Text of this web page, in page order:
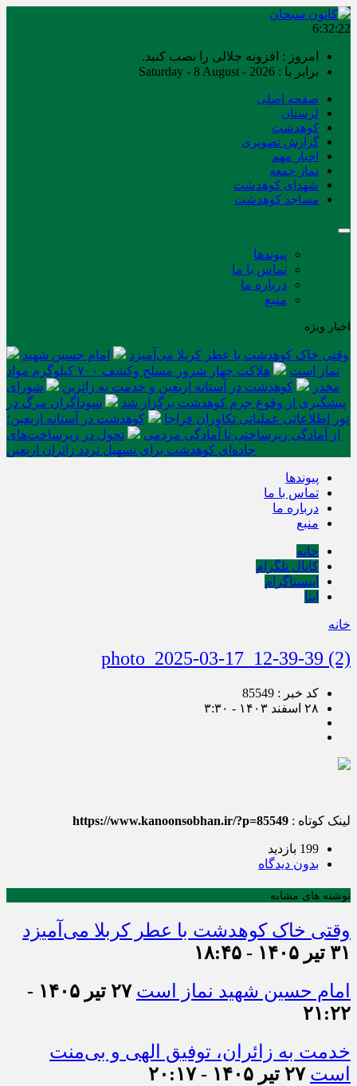
6:32:22
امروز : افزونه جلالی را نصب کنید.
برابر با : Saturday - 8 August - 2026
صفحه اصلی
لرستان
کوهدشت
گزارش تصویری
اخبار مهم
نماز جمعه
شهدای کوهدشت
مساجد کوهدشت
پیوندها
تماس با ما
درباره ما
منبع
اخبار ویژه
وقتی خاک کوهدشت با عطر کربلا می‌آمیزد
امام حسین شهید
نماز است
هلاکت چهار شرور مسلح وکشف ۷۰۰ کیلوگرم مواد
مخدر
کوهدشت در آستانه اربعین و خدمت‌ به زائرین
شورای
پیشگیری از وقوع جرم کوهدشت برگزار شد
سوداگران مرگ در
تور اطلاعاتی عملیاتی تکاوران فراجا
کوهدشت در آستانه اربعین؛
از آمادگی زیرساختی تا آمادگی مردمی
تحول در زیرساخت‌های
جاده‌ای کوهدشت برای تسهیل تردد زائران اربعین
پیوندها
تماس با ما
درباره ما
منبع
خانه
کانال تلگرام
اینستاگرام
ایتا
خانه
photo_2025-03-17_12-39-39 (2)
کد خبر : 85549
۲۸ اسفند ۱۴۰۳ - ۳:۳۰
لینک کوتاه : https://www.kanoonsobhan.ir/?p=85549
199 بازدید
بدون دیدگاه
نوشته های مشابه
وقتی خاک کوهدشت با عطر کربلا می‌آمیزد
۳۱ تیر ۱۴۰۵ - ۱۸:۴۵
امام حسین شهید نماز است
۲۷ تیر ۱۴۰۵ -
۲۱:۲۲
خدمت به زائران، توفیق الهی و بی‌منت
است ۲۷ تیر ۱۴۰۵ - ۲۰:۱۷